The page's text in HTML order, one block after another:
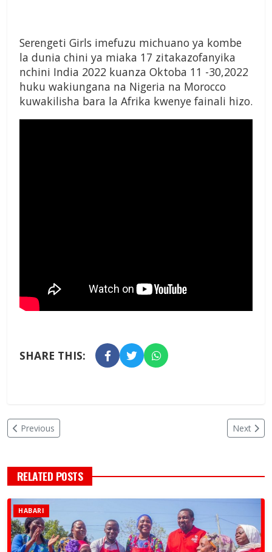
Serengeti Girls imefuzu michuano ya kombe
la dunia chini ya miaka 17 zitakazofanyika
nchini India 2022 kuanza Oktoba 11 -30,2022
huku wakiungana na Nigeria na Morocco
kuwakilisha bara la Afrika kwenye fainali hizo.
SHARE THIS:
Previous Next
RELATED POSTS
HABARI